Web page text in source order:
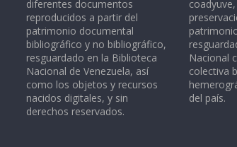
diferentes documentos
reproducidos a partir del
patrimonio documental
bibliográfico y no bibliográfico,
resguardado en la Biblioteca
Nacional de Venezuela, así
como los objetos y recursos
nacidos digitales, y sin
derechos reservados.
Nacional
colectiva
del país.